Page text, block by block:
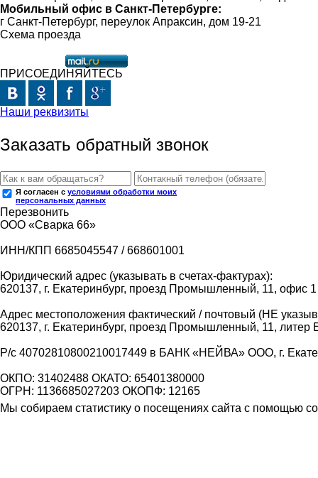
Мобильный офис в Санкт-Петербурге:
г Санкт-Петербург, переулок Апраксин, дом 19-21
Схема проезда
ПРИСОЕДИНЯЙТЕСЬ
Наши реквизиты
Заказать обратный звонок
Я согласен с условиями обработки моих
персональных данных
Перезвонить
ООО «Сварка 66»
ИНН/КПП 6685045547 / 668601001
Юридический адрес (указывать в счетах-фактурах):
620137, г. Екатеринбург, проезд Промышленный, 11, офис 1
Адрес местоположения фактический / почтовый (НЕ
620137, г. Екатеринбург, проезд Промышленный, 11, литер
Р/с 40702810800210017449 в БАНК «НЕЙВА» ООО, г.
ОКПО: 31402488 ОКАТО: 65401380000
ОГРН: 1136685027203 ОКОПФ: 12165
Мы собираем статистику о посещениях сайта с помощью